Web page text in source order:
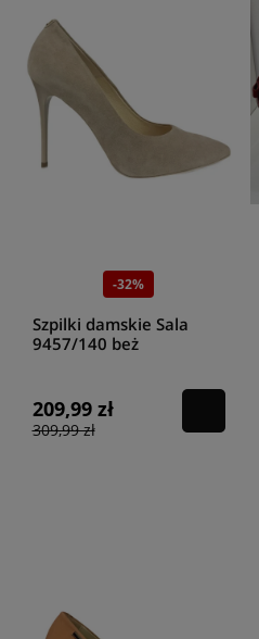
-32%
Szpilki damskie Sala
9457/140 beż
209,99 zł
309,99 zł